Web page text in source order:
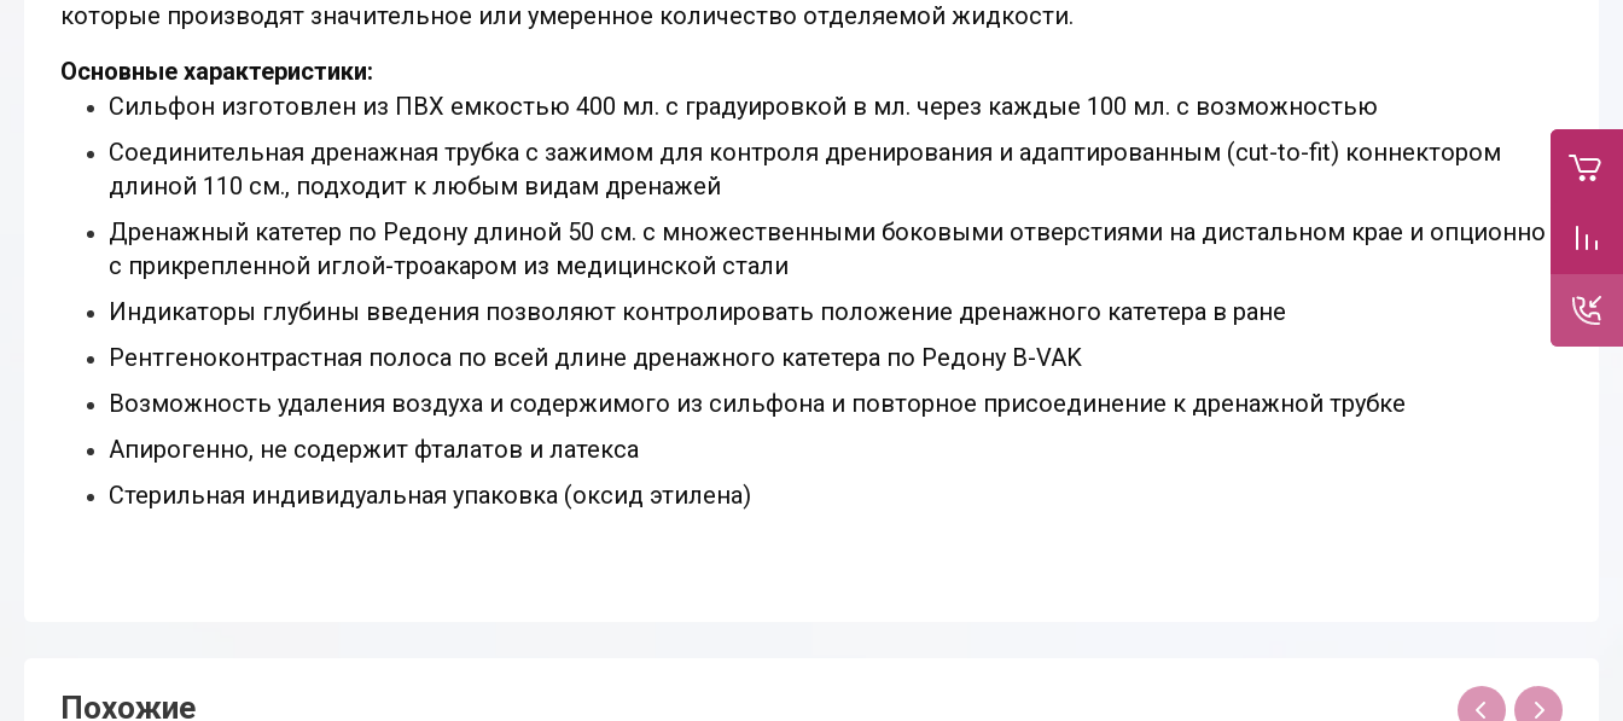
которые производят значительное или умеренное количество отделяемой жидкости.
Основные характеристики:
Сильфон изготовлен из ПВХ емкостью 400 мл. с градуировкой в мл. через каждые 100 мл. с возможностью
Соединительная дренажная трубка с зажимом для контроля дренирования и адаптированным (cut-to-fit) коннектором
длиной 110 см., подходит к любым видам дренажей
Дренажный катетер по Редону длиной 50 см. с множественными боковыми отверстиями на дистальном крае и опционно
с прикрепленной иглой-троакаром из медицинской стали
Индикаторы глубины введения позволяют контролировать положение дренажного катетера в ране
Рентгеноконтрастная полоса по всей длине дренажного катетера по Редону B-VAK
Возможность удаления воздуха и содержимого из сильфона и повторное присоединение к дренажной трубке
Апирогенно, не содержит фталатов и латекса
Стерильная индивидуальная упаковка (оксид этилена)
Похожие